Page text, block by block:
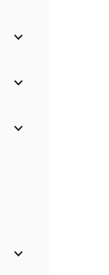
expand_more
expand_more
expand_more
expand_more